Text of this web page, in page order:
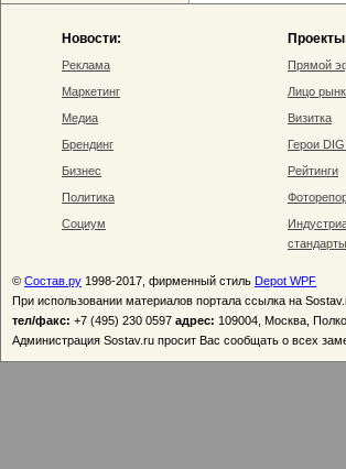
Новости:
Реклама
Маркетинг
Медиа
Брендинг
Бизнес
Политика
Социум
Прямой
Лицо
Визитка
Герои
Рейтинги
стандарты
© Состав.ру 1998-2017, фирменный стиль Depot WPF
При использовании материалов портала ссылка на
тел/факс: +7 (495) 230 0597 адрес: 109004, Москва,
Администрация Sostav.ru просит Вас сообщать о всех